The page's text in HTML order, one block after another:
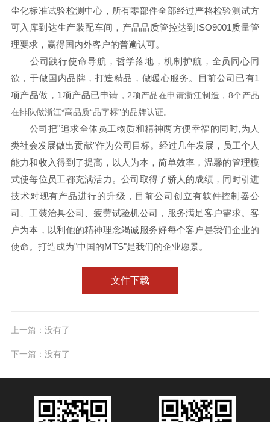
尘化标准试验检测中心，所有零部件全部经过严格检验测试方
可入库到达生产装配车间，产品品质管控达到ISO9001质量管
理要求，赢得国内外客户的普遍认可。
公司践行使命导航，哲学落地，机制护航，全员同心同
欲，于做国内品牌，打造精品，做暖心服务。目前公司已有1
项产品做，1项产品已申请 ，2项产品在申请浙江制造，8个产品
在排队做浙江*高品质“品字标”的品牌认证。
公司把"追求全体员工物质和精神两方便幸福的同时,为人
类社会发展做出贡献"作为公司目标。经过几年发展，员工个人
能力和收入得到了提高，以人为本，简单效率，温馨的管理模
式使每位员工都充满活力。公司取得了骄人的成绩，同时引进
技术对现有产品进行的升级，目前公司创立有软件控制器公
司、工装治具公司、疲劳试验机公司，服务满足客户需求。客
户为本，以利他的精神理念竭诚服务好每个客户是我们企业的
使命。打造成为"中国的MTS"是我们的企业愿景。
文件下载
上一篇：没有了
下一篇：没有了